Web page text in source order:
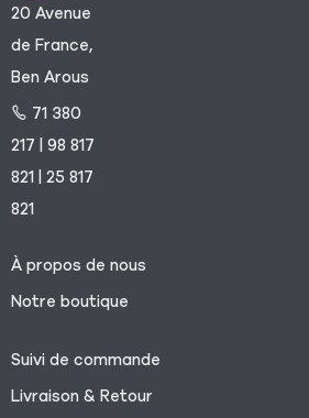
20 Avenue
de France,
Ben Arous
71 380
217 | 98 817
821 | 25 817
821
À propos de nous
Notre boutique
Suivi de commande
Livraison & Retour